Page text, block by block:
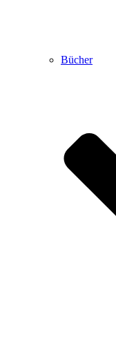
Bücher